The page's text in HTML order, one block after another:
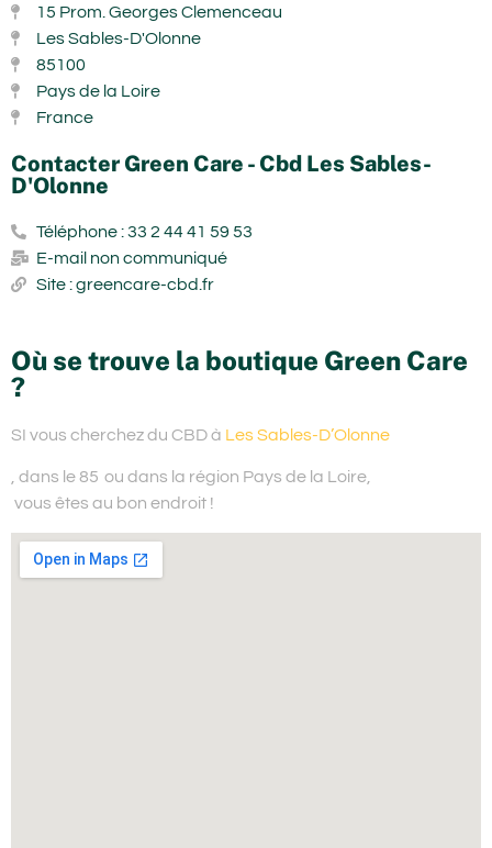
15 Prom. Georges Clemenceau
Les Sables-D'Olonne
85100
Pays de la Loire
France
Contacter Green Care - Cbd Les Sables-
D'Olonne
Téléphone : 33 2 44 41 59 53
E-mail non communiqué
Site : greencare-cbd.fr
Où se trouve la boutique Green Care
?
SI vous cherchez du CBD à Les Sables-D’Olonne
, dans le 85 ou dans la région Pays de la Loire,
vous êtes au bon endroit !